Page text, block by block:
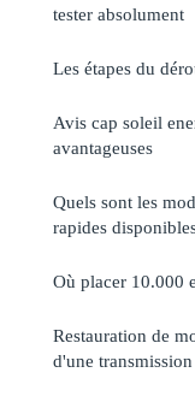
tester absolument
Les étapes du
Avis cap soleil
avantageuses
Quels sont les
rapides
Où placer 10.000
Restauration de
d'une